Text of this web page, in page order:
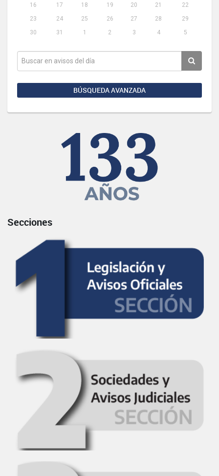
16
17 18 19 20 21
22
23
24 25 26 27 28
29
30
31 1 2 3 4 5
BÚSQUEDA AVANZADA
Secciones